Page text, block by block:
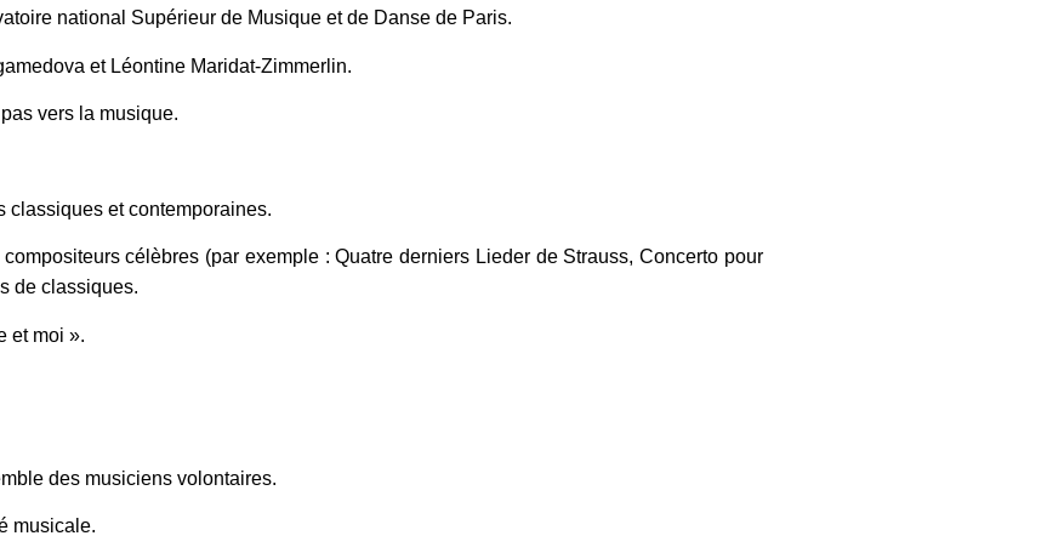
national Supérieur de Musique et de Danse de Paris.
et Léontine Maridat-Zimmerlin.
vers la musique.
classiques et contemporaines.
célèbres (par exemple : Quatre derniers Lieder de Strauss, Concerto pour
de classiques.
et moi ».
des musiciens volontaires.
musicale.